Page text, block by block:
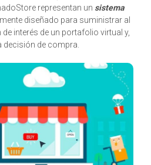
representan un sistema
diseñado para suministrar al
interés de un portafolio virtual y,
decisión de compra.